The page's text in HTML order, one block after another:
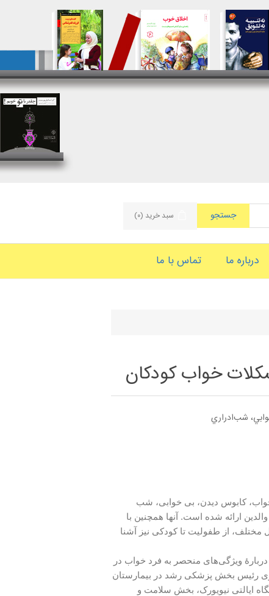
جستجو سبد خرید (۰)
درباره ما تماس با ما
خواب کودکان
شب‌ادراري
کابوس دیدن، بی خوابی، شب
ارائه شده است. آنها همچنین با
از طفولیت تا کودکی نیز آشنا
ویژگی‌های منحصر به فرد خواب در
رئیس بخش پزشکی رشد در بیمارستان
ایالتی نیویورک، بخش سلامت و